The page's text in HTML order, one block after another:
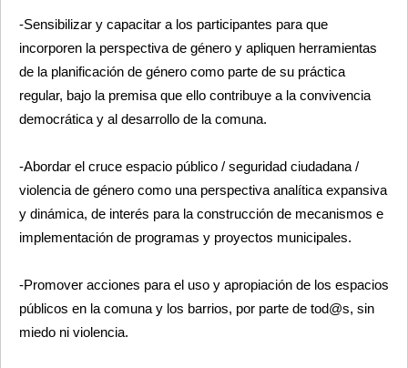
-Sensibilizar y capacitar a los participantes para que
incorporen la perspectiva de género y apliquen herramientas
de la planificación de género como parte de su práctica
regular, bajo la premisa que ello contribuye a la convivencia
democrática y al desarrollo de la comuna.
-Abordar el cruce espacio público / seguridad ciudadana /
violencia de género como una perspectiva analítica expansiva
y dinámica, de interés para la construcción de mecanismos e
implementación de programas y proyectos municipales.
-Promover acciones para el uso y apropiación de los espacios
públicos en la comuna y los barrios, por parte de tod@s, sin
miedo ni violencia.